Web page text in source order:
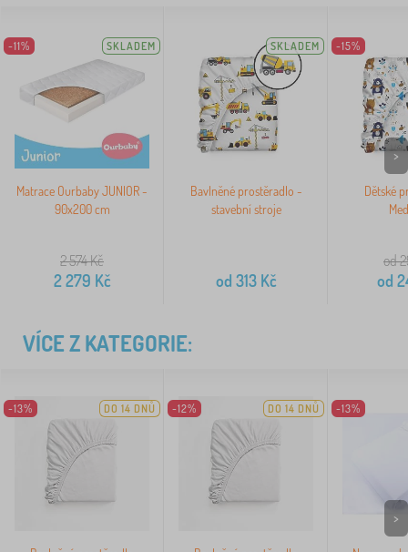
-11% SKLADEM
Matrace Ourbaby JUNIOR -
90x200 cm
2 574Kč
2 279 Kč
SKLADEM
Bavlněné prostěradlo -
stavební stroje
od 313Kč
-15%
Dětské
od
od
>
VÍCE Z KATEGORIE:
-13% DO 14 DNŮ -12% DO 14 DNŮ -13%
>